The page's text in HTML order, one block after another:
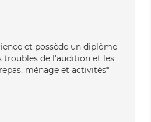
et possède un diplôme
troubles de l'audition et les
ménage et activités*